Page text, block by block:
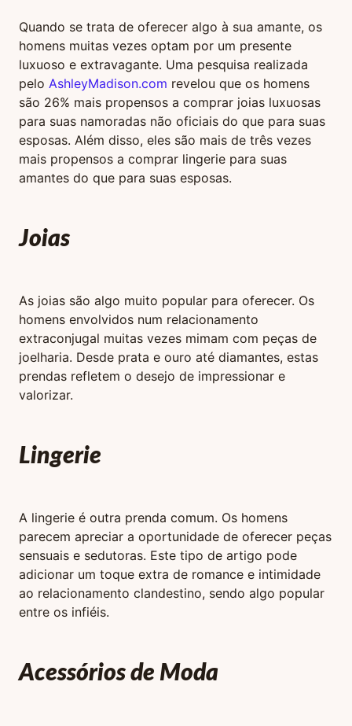
Quando se trata de oferecer algo à sua amante, os
homens muitas vezes optam por um presente
luxuoso e extravagante. Uma pesquisa realizada
pelo AshleyMadison.com revelou que os homens
são 26% mais propensos a comprar joias luxuosas
para suas namoradas não oficiais do que para suas
esposas. Além disso, eles são mais de três vezes
mais propensos a comprar lingerie para suas
amantes do que para suas esposas.
Joias
As joias são algo muito popular para oferecer. Os
homens envolvidos num relacionamento
extraconjugal muitas vezes mimam com peças de
joelharia. Desde prata e ouro até diamantes, estas
prendas refletem o desejo de impressionar e
valorizar.
Lingerie
A lingerie é outra prenda comum. Os homens
parecem apreciar a oportunidade de oferecer peças
sensuais e sedutoras. Este tipo de artigo pode
adicionar um toque extra de romance e intimidade
ao relacionamento clandestino, sendo algo popular
entre os infiéis.
Acessórios de Moda